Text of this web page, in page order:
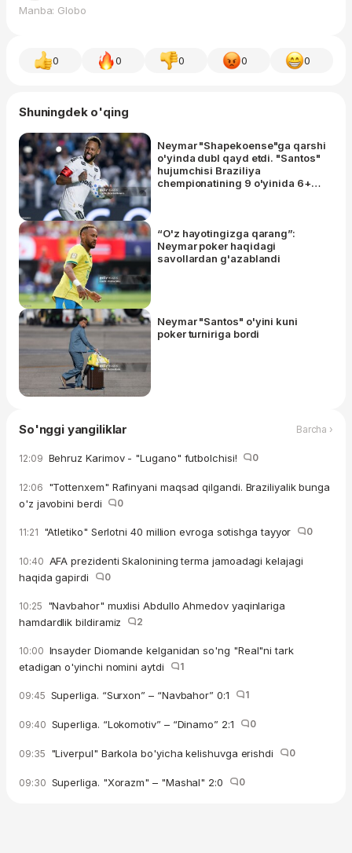
Manba: Globo
0 0 0 0 0
Shuningdek o'qing
Neymar "Shapekoense"ga qarshi
o'yinda dubl qayd etdi. "Santos"
hujumchisi Braziliya
chempionatining 9 o'yinida 6+2
“O'z hayotingizga qarang”:
Neymar poker haqidagi
savollardan g'azablandi
Neymar "Santos" o'yini kuni
poker turniriga bordi
So'nggi yangiliklar Barcha ›
12:09 Behruz Karimov - "Lugano" futbolchisi! 0
12:06 "Tottenxem" Rafinyani maqsad qilgandi. Braziliyalik bunga
o'z javobini berdi
0
11:21 "Atletiko" Serlotni 40 million evroga sotishga tayyor 0
10:40 AFA prezidenti Skalonining terma jamoadagi kelajagi
haqida gapirdi
0
10:25 "Navbahor" muxlisi Abdullo Ahmedov yaqinlariga
hamdardlik bildiramiz
2
10:00 Insayder Diomande kelganidan so'ng "Real"ni tark
etadigan o'yinchi nomini aytdi
1
09:45 Superliga. “Surxon” – “Navbahor” 0:1 1
09:40 Superliga. “Lokomotiv” – “Dinamo” 2:1 0
09:35 "Liverpul" Barkola bo'yicha kelishuvga erishdi 0
09:30 Superliga. "Xorazm" – "Mashal" 2:0 0